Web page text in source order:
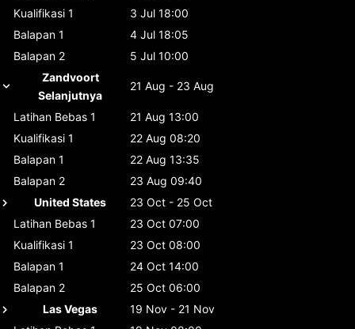
Kualifikasi 1
3 Jul 18:00
Balapan 1
4 Jul 18:05
Balapan 2
5 Jul 10:00
Zandvoort
Selanjutnya
21 Aug - 23 Aug
Latihan Bebas 1
21 Aug 13:00
Kualifikasi 1
22 Aug 08:20
Balapan 1
22 Aug 13:35
Balapan 2
23 Aug 09:40
United States
23 Oct - 25 Oct
Latihan Bebas 1
23 Oct 07:00
Kualifikasi 1
23 Oct 08:00
Balapan 1
24 Oct 14:00
Balapan 2
25 Oct 06:00
Las Vegas
19 Nov - 21 Nov